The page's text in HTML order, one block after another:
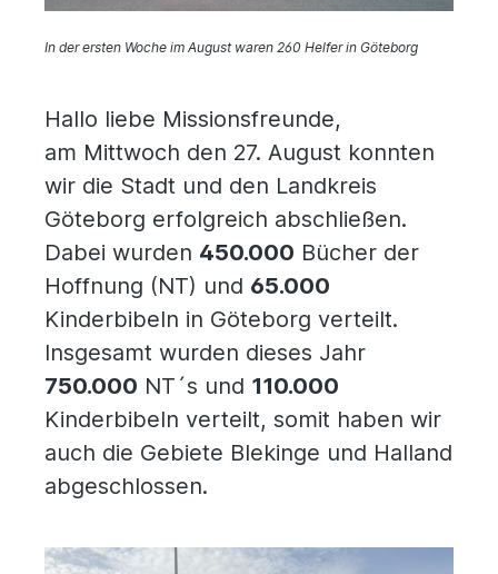
In der ersten Woche im August waren 260 Helfer in Göteborg
Hallo liebe Missionsfreunde,
am Mittwoch den 27. August konnten
wir die Stadt und den Landkreis
Göteborg erfolgreich abschließen.
Dabei wurden 450.000 Bücher der
Hoffnung (NT) und 65.000
Kinderbibeln in Göteborg verteilt.
Insgesamt wurden dieses Jahr
750.000 NT´s und 110.000
Kinderbibeln verteilt, somit haben wir
auch die Gebiete Blekinge und Halland
abgeschlossen.